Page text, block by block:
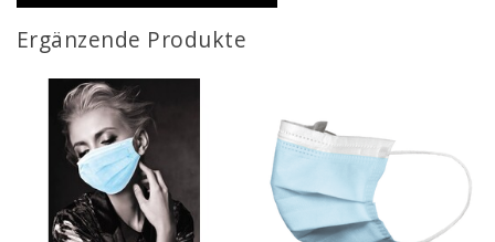
Ergänzende Produkte